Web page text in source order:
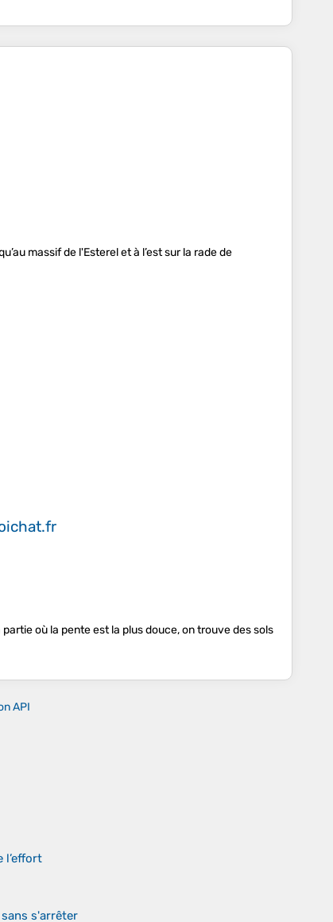
massif de l'Esterel et à l’est sur la rade de
où la pente est la plus douce, on trouve des sols
API
l’effort
s'arrêter